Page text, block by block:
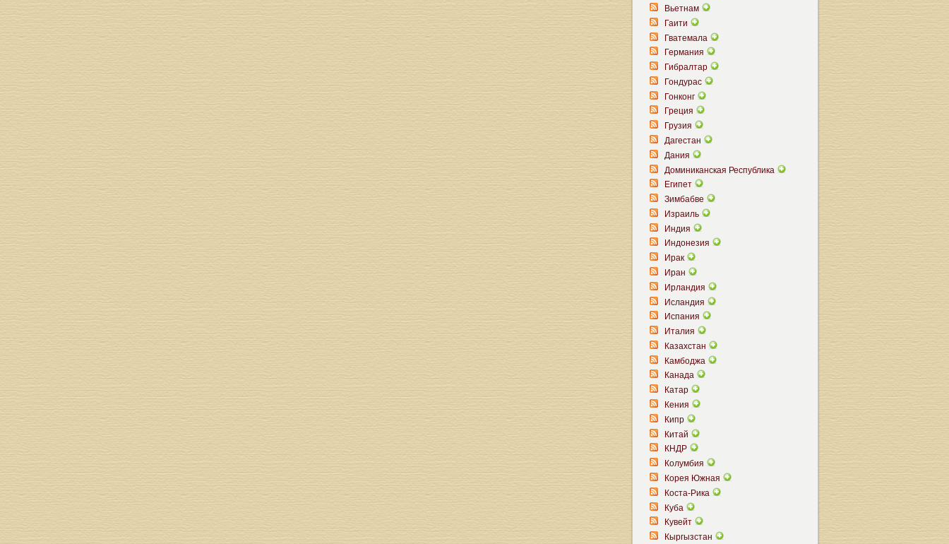
Вьетнам
Гаити
Гватемала
Германия
Гибралтар
Гондурас
Гонконг
Греция
Грузия
Дагестан
Дания
Доминиканская Республика
Египет
Зимбабве
Израиль
Индия
Индонезия
Ирак
Иран
Ирландия
Исландия
Испания
Италия
Казахстан
Камбоджа
Канада
Катар
Кения
Кипр
Китай
КНДР
Колумбия
Корея Южная
Коста-Рика
Куба
Кувейт
Кыргызстан